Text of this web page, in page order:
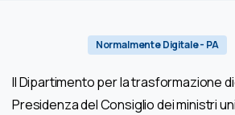
Normalmente Digitale - PA
Il Dipartimento per la trasformazione
Presidenza del Consiglio dei ministri